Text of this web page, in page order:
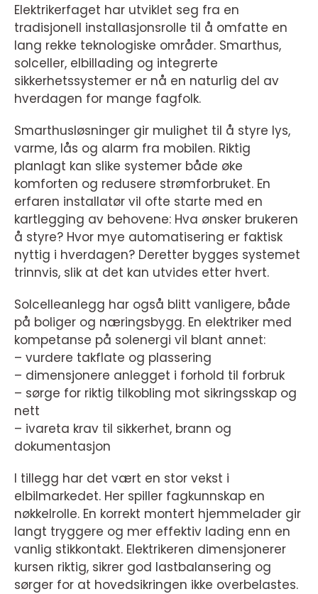
Elektrikerfaget har utviklet seg fra en
tradisjonell installasjonsrolle til å omfatte en
lang rekke teknologiske områder. Smarthus,
solceller, elbillading og integrerte
sikkerhetssystemer er nå en naturlig del av
hverdagen for mange fagfolk.
Smarthusløsninger gir mulighet til å styre lys,
varme, lås og alarm fra mobilen. Riktig
planlagt kan slike systemer både øke
komforten og redusere strømforbruket. En
erfaren installatør vil ofte starte med en
kartlegging av behovene: Hva ønsker brukeren
å styre? Hvor mye automatisering er faktisk
nyttig i hverdagen? Deretter bygges systemet
trinnvis, slik at det kan utvides etter hvert.
Solcelleanlegg har også blitt vanligere, både
på boliger og næringsbygg. En elektriker med
kompetanse på solenergi vil blant annet:
– vurdere takflate og plassering
– dimensjonere anlegget i forhold til forbruk
– sørge for riktig tilkobling mot sikringsskap og
nett
– ivareta krav til sikkerhet, brann og
dokumentasjon
I tillegg har det vært en stor vekst i
elbilmarkedet. Her spiller fagkunnskap en
nøkkelrolle. En korrekt montert hjemmelader gir
langt tryggere og mer effektiv lading enn en
vanlig stikkontakt. Elektrikeren dimensjonerer
kursen riktig, sikrer god lastbalansering og
sørger for at hovedsikringen ikke overbelastes.